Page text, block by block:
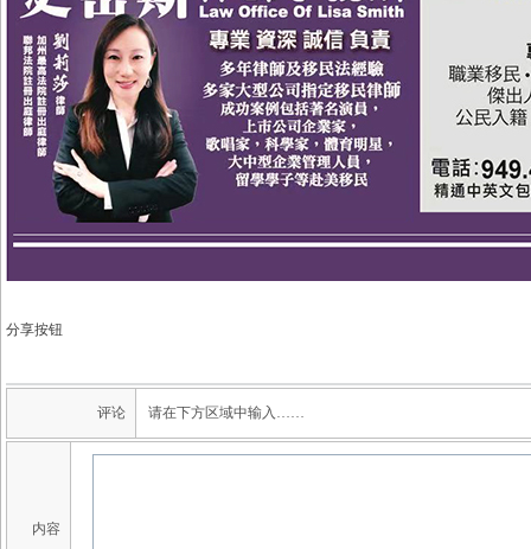
分享按钮
评论 请在下方区域中输入……
内容